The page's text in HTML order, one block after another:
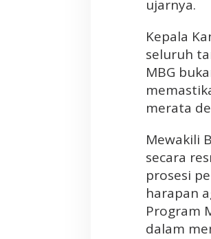
ujarnya.
Kepala
seluruh
MBG
merata
Mewakili
secara
prosesi
harapan
Program
dalam